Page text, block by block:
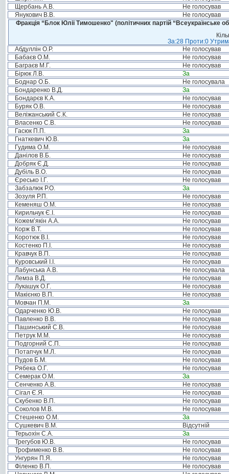
Щербань А.В.
Не голосував
Янукович В.В.
Не голосував
Фракція “Блок Юлії Тимошенко" (політичних партій “Всеукраїнське
За:28 Проти:0
Абдуллін О.Р.
Не голосував
Бабаєв О.М.
Не голосував
Баграєв М.Г.
Не голосував
Бірюк Л.В.
За
Боднар О.Б.
Не голосувала
Бондаренко В.Д.
За
Бондарєв К.А.
Не голосував
Буряк О.В.
Не голосував
Веліжанський С.К.
Не голосував
Власенко С.В.
Не голосував
Гасюк П.П.
За
Гнаткевич Ю.В.
За
Гудима О.М.
Не голосував
Данілов В.Б.
Не голосував
Добряк Є.Д.
Не голосував
Дубіль В.О.
Не голосував
Єресько І.Г.
Не голосував
Забзалюк Р.О.
За
Зозуля Р.П.
Не голосував
Кеменяш О.М.
Не голосував
Кирильчук Є.І.
Не голосував
Кожем’якін А.А.
Не голосував
Корж В.Т.
Не голосував
Коротюк В.І.
Не голосував
Костенко П.І.
Не голосував
Кравчук В.П.
Не голосував
Куровський І.І.
Не голосував
Лабунська А.В.
Не голосувала
Лемза В.Д.
Не голосував
Лукашук О.Г.
Не голосував
Макієнко В.П.
Не голосував
Мовчан П.М.
За
Одарченко Ю.В.
Не голосував
Павленко В.В.
Не голосував
Пашинський С.В.
Не голосував
Петрук М.М.
Не голосував
Подгорний С.П.
Не голосував
Потапчук М.Л.
Не голосував
Пудов Б.М.
Не голосував
Рябека О.Г.
Не голосував
Семерак О.М.
За
Сенченко А.В.
Не голосував
Сігал Є.Я.
Не голосував
Скубенко В.П.
Не голосував
Соколов М.В.
Не голосував
Стешенко О.М.
За
Сушкевич В.М.
Відсутній
Терьохін С.А.
За
Трегубов Ю.В.
Не голосував
Трофименко В.В.
Не голосував
Унгурян П.Я.
Не голосував
Філенко В.П.
Не голосував